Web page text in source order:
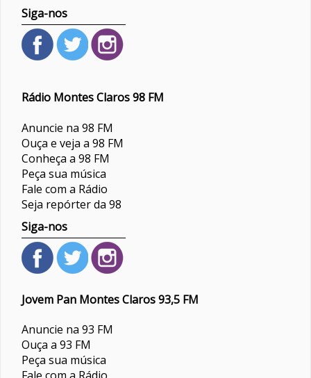
Siga-nos
Rádio Montes Claros 98 FM
Anuncie na 98 FM
Ouça e veja a 98 FM
Conheça a 98 FM
Peça sua música
Fale com a Rádio
Seja repórter da 98
Siga-nos
Jovem Pan Montes Claros 93,5 FM
Anuncie na 93 FM
Ouça a 93 FM
Peça sua música